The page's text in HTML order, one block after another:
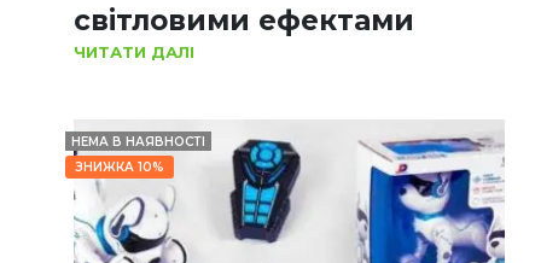
світловими ефектами
ЧИТАТИ ДАЛІ
НЕМА В НАЯВНОСТІ
ЗНИЖКА 10%